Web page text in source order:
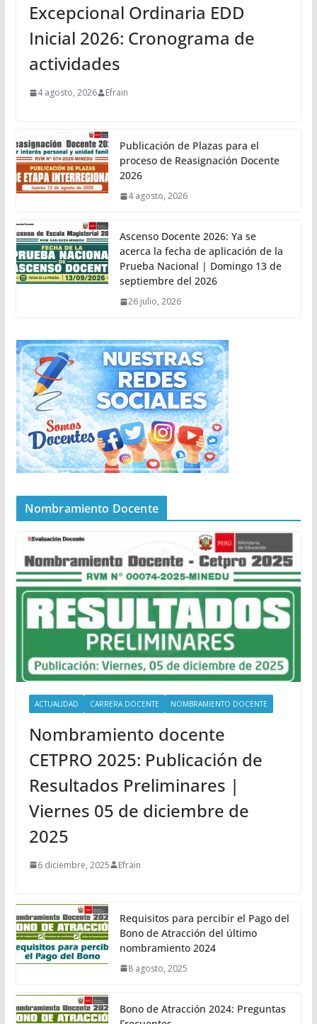
Excepcional Ordinaria EDD
Inicial 2026: Cronograma de
actividades
4 agosto, 2026 Efrain
Publicación de Plazas para el
proceso de Reasignación Docente
2026
4 agosto, 2026
Ascenso Docente 2026: Ya se
acerca la fecha de aplicación de la
Prueba Nacional | Domingo 13 de
septiembre del 2026
26 julio, 2026
Nombramiento Docente
ACTUALIDAD CARRERA DOCENTE NOMBRAMIENTO DOCENTE
Nombramiento docente
CETPRO 2025: Publicación de
Resultados Preliminares |
Viernes 05 de diciembre de
2025
6 diciembre, 2025 Efrain
Requisitos para percibir el Pago del
Bono de Atracción del último
nombramiento 2024
8 agosto, 2025
Bono de Atracción 2024: Preguntas